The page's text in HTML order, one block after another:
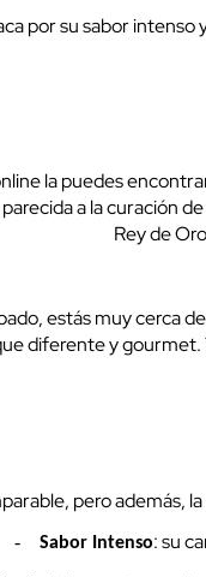
por su sabor
la puedes
a la curación
Rey de
estás muy cerca
diferente y gourmet.
pero además,
- Sabor Intenso: su